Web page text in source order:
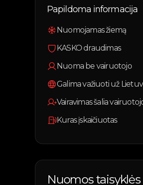
Papildoma informacija
Nuomojamas žiemą
KASKO draudimas
Nuoma be vairuotojo
Galima važiuoti už
Vairavimas šalia
Kuras įskaičiuotas
Nuomos taisyklės